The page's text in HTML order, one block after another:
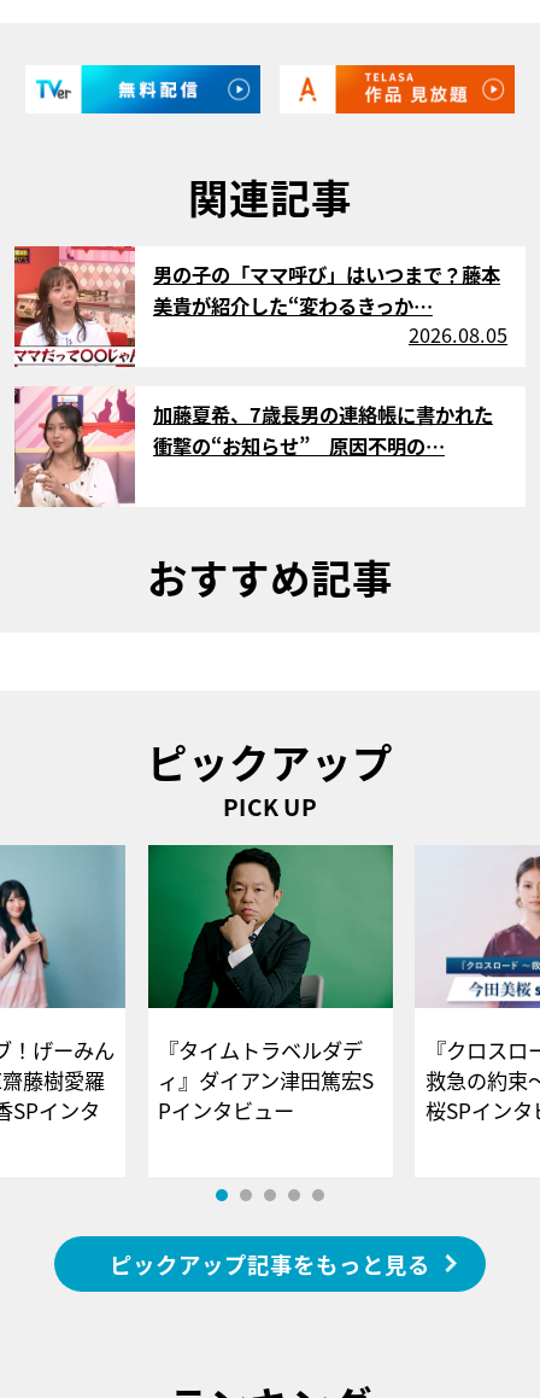
関連記事
サムネイル
男の子の「ママ呼び」はいつまで？藤本
美貴が紹介した“変わるきっか…
2026.08.05
サムネイル
加藤夏希、7歳長男の連絡帳に書かれた
衝撃の“お知らせ” 原因不明の…
おすすめ記事
ピックアップ
PICK UP
！げーみん
藤樹愛羅
SPインタ
『タイムトラベルダデ
ィ』ダイアン津田篤宏S
Pインタビュー
『クロス
救急の約束
桜SPイ
ピックアップ記事をもっと見る